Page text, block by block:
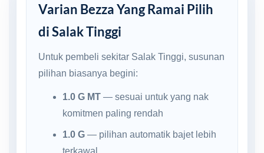
Varian Bezza Yang Ramai Pilih
di Salak Tinggi
Untuk pembeli sekitar Salak Tinggi, susunan
pilihan biasanya begini:
1.0 G MT— sesuai untuk yang nak
komitmen paling rendah
1.0 G— pilihan automatik bajet lebih
terkawal